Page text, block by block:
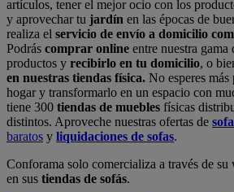
artículos, tener el mejor ocio con los
y aprovechar tu jardín en las épocas de
realiza el servicio de envío a domicilio
Podrás comprar online entre nuestra gama
productos y recibirlo en tu domicilio, o
en nuestras tiendas física. No esperes
hogar y transformarlo en un espacio con
tiene 300 tiendas de muebles físicas
distintos. Aproveche nuestras ofertas de
baratos y liquidaciones de sofas.
Conforama solo comercializa a través de su
en sus tiendas de sofás.